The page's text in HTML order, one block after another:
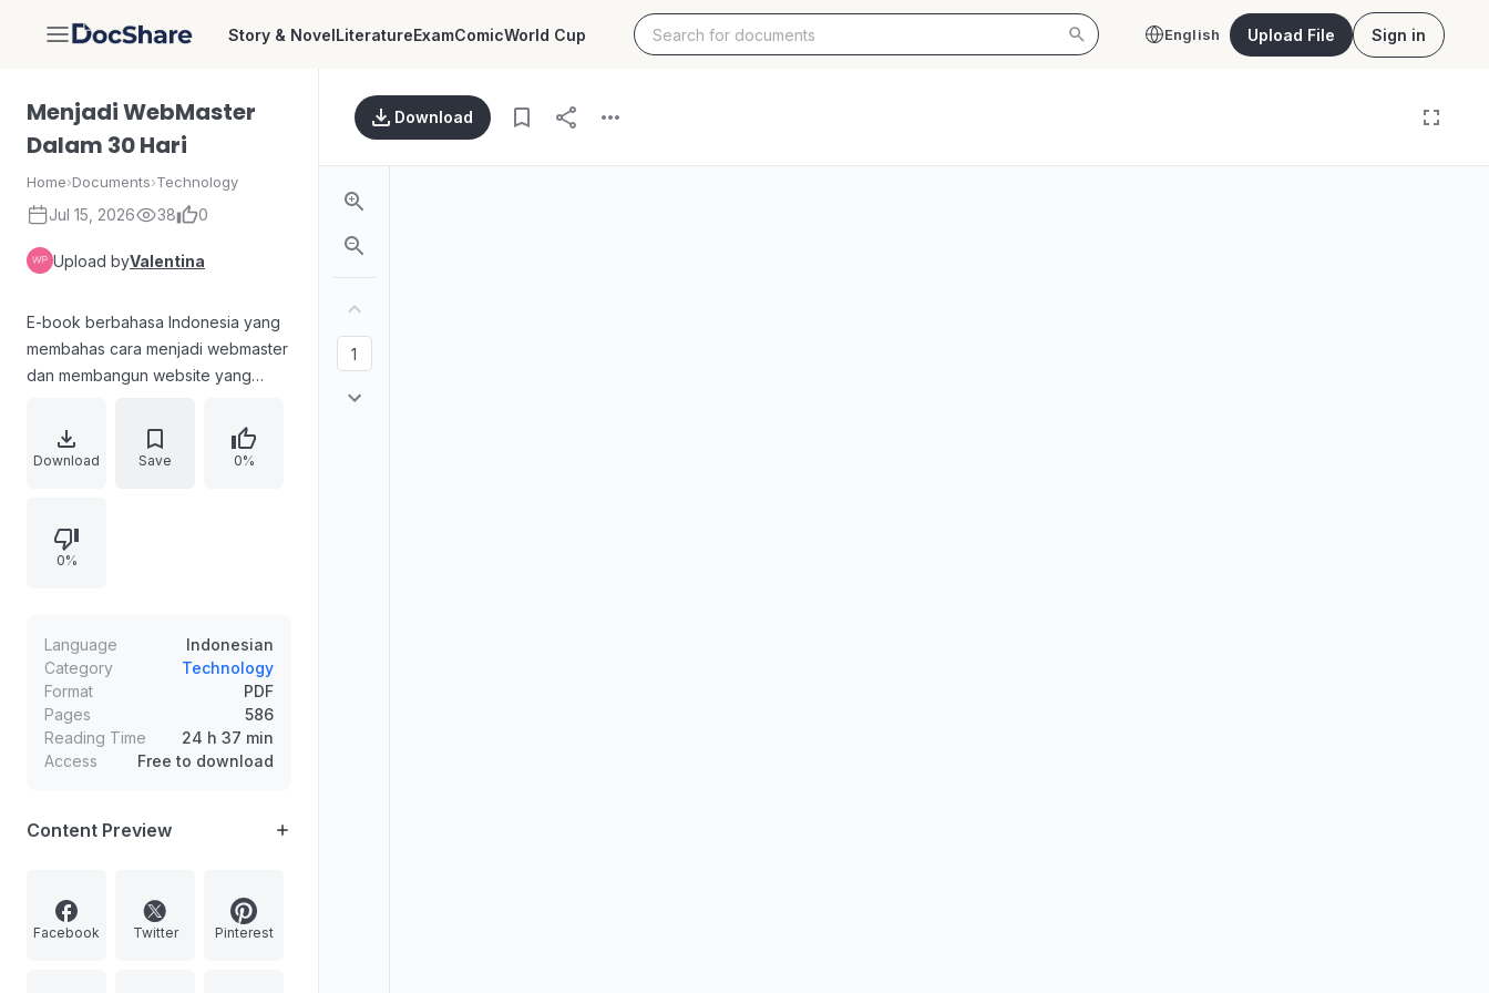
DocShare Story & NovelLiteratureExamComicWorld Cup English Upload File Sign in
Menjadi WebMaster
Dalam 30 Hari
Home›Documents›Technology
Jul 15, 2026 38 0
Upload byValentina
E-book berbahasa Indonesia yang
membahas cara menjadi webmaster
dan membangun website yang
disusun bertahap dari dasar HTML
dan PHP hingga penggunaan
admin area, serta proses upload
dan konfigurasi website pada
Download Save 0%
0%
Language
Indonesian
Category
Technology
Format
PDF
Pages
586
Reading Time
24 h 37 min
Access
Free to download
Content Preview
Facebook Twitter Pinterest
Download